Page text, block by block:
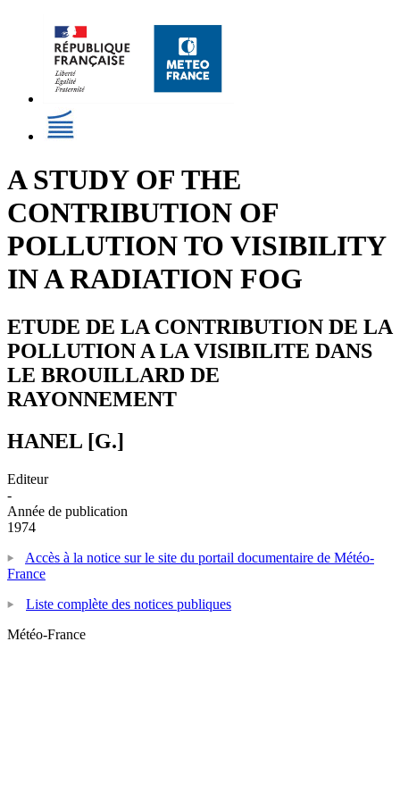
A STUDY OF THE
CONTRIBUTION OF
POLLUTION TO VISIBILITY
IN A RADIATION FOG
ETUDE DE LA CONTRIBUTION DE LA
POLLUTION A LA VISIBILITE DANS
LE BROUILLARD DE
RAYONNEMENT
HANEL [G.]
Editeur
-
Année de publication
1974
Accès à la notice sur le site du portail documentaire de Météo-
France
Liste complète des notices publiques
Météo-France